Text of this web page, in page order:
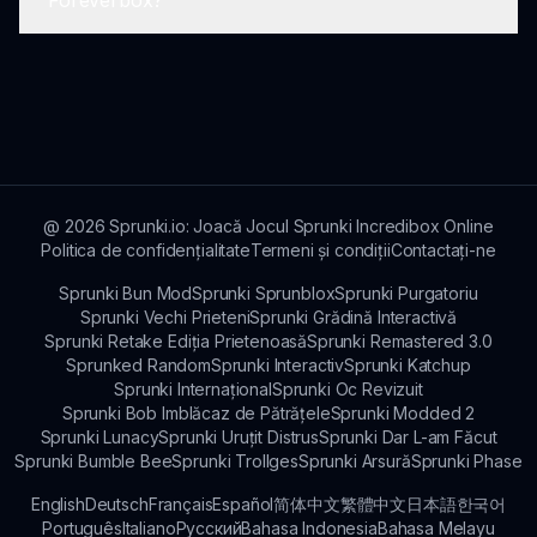
@ 2026 Sprunki.io: Joacă Jocul Sprunki Incredibox Online
Politica de confidențialitateTermeni și condițiiContactați-ne
Sprunki Bun ModSprunki SprunbloxSprunki Purgatoriu
Sprunki Vechi PrieteniSprunki Grădină Interactivă
Sprunki Retake Ediția PrietenoasăSprunki Remastered 3.0
Sprunked RandomSprunki InteractivSprunki Katchup
Sprunki InternaționalSprunki Oc Revizuit
Sprunki Bob Imblăcaz de PătrățeleSprunki Modded 2
Sprunki LunacySprunki Uruțit DistrusSprunki Dar L-am Făcut
Sprunki Bumble BeeSprunki TrollgesSprunki ArsurăSprunki Phase
EnglishDeutschFrançaisEspañol简体中文繁體中文日本語한국어
PortuguêsItalianoРусскийBahasa IndonesiaBahasa Melayu